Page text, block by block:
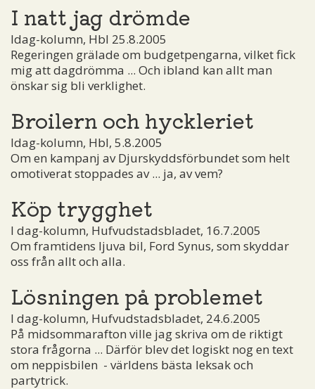
I natt jag drömde
Idag-kolumn, Hbl 25.8.2005
Regeringen grälade om budgetpengarna, vilket fick
mig att dagdrömma ... Och ibland kan allt man
önskar sig bli verklighet.
Broilern och hyckleriet
Idag-kolumn, Hbl, 5.8.2005
Om en kampanj av Djurskyddsförbundet som helt
omotiverat stoppades av ... ja, av vem?
Köp trygghet
I dag-kolumn, Hufvudstadsbladet, 16.7.2005
Om framtidens ljuva bil, Ford Synus, som skyddar
oss från allt och alla.
Lösningen på problemet
I dag-kolumn, Hufvudstadsbladet, 24.6.2005
På midsommarafton ville jag skriva om de riktigt
stora frågorna ... Därför blev det logiskt nog en text
om neppisbilen ­ - världens bästa leksak och
partytrick.